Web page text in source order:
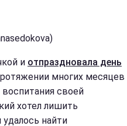
и отпраздновала день
многих месяцев
своей
хотел лишить
найти